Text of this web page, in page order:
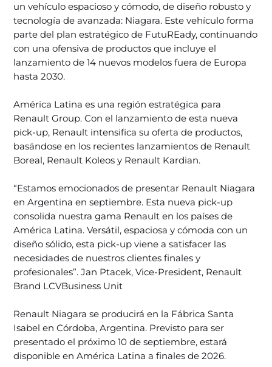
un vehículo espacioso y cómodo, de diseño robusto y
tecnología de avanzada: Niagara. Este vehículo forma
parte del plan estratégico de FutuREady, continuando
con una ofensiva de productos que incluye el
lanzamiento de 14 nuevos modelos fuera de Europa
hasta 2030.
América Latina es una región estratégica para
Renault Group. Con el lanzamiento de esta nueva
pick-up, Renault intensifica su oferta de productos,
basándose en los recientes lanzamientos de Renault
Boreal, Renault Koleos y Renault Kardian.
“Estamos emocionados de presentar Renault Niagara
en Argentina en septiembre. Esta nueva pick-up
consolida nuestra gama Renault en los países de
América Latina. Versátil, espaciosa y cómoda con un
diseño sólido, esta pick-up viene a satisfacer las
necesidades de nuestros clientes finales y
profesionales”. Jan Ptacek, Vice-President, Renault
Brand LCVBusiness Unit
Renault Niagara se producirá en la Fábrica Santa
Isabel en Córdoba, Argentina. Previsto para ser
presentado el próximo 10 de septiembre, estará
disponible en América Latina a finales de 2026.